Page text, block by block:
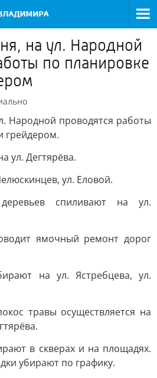
на ул. Народной
по планировке
Народной проводятся работы
грейдером.
ул. Дегтярёва.
ул. Еловой.
спиливают на ул.
ямочный ремонт дорог
на ул. Ястребцева, ул.
травы осуществляется на
в скверах и на площадях.
убирают по графику.